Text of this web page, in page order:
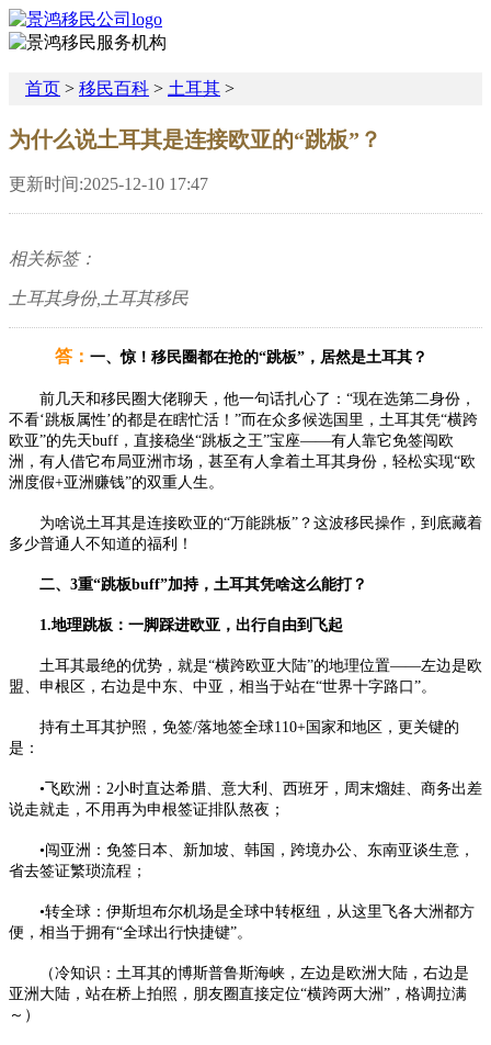
首页 > 移民百科 > 土耳其 >
为什么说土耳其是连接欧亚的“跳板”？
更新时间:2025-12-10 17:47
相关标签：
土耳其身份,土耳其移民
答 ： 一、惊！移民圈都在抢的“跳板”，居然是土耳其？
前几天和移民圈大佬聊天，他一句话扎心了：“现在选第二身份，
不看‘跳板属性’的都是在瞎忙活！”而在众多候选国里，土耳其凭“横跨
欧亚”的先天buff，直接稳坐“跳板之王”宝座——有人靠它免签闯欧
洲，有人借它布局亚洲市场，甚至有人拿着土耳其身份，轻松实现“欧
洲度假+亚洲赚钱”的双重人生。
为啥说土耳其是连接欧亚的“万能跳板”？这波移民操作，到底藏着
多少普通人不知道的福利！
二、3重“跳板buff”加持，土耳其凭啥这么能打？
1.地理跳板：一脚踩进欧亚，出行自由到飞起
土耳其最绝的优势，就是“横跨欧亚大陆”的地理位置——左边是欧
盟、申根区，右边是中东、中亚，相当于站在“世界十字路口”。
持有土耳其护照，免签/落地签全球110+国家和地区，更关键的
是：
•飞欧洲：2小时直达希腊、意大利、西班牙，周末熘娃、商务出差
说走就走，不用再为申根签证排队熬夜；
•闯亚洲：免签日本、新加坡、韩国，跨境办公、东南亚谈生意，
省去签证繁琐流程；
•转全球：伊斯坦布尔机场是全球中转枢纽，从这里飞各大洲都方
便，相当于拥有“全球出行快捷键”。
（冷知识：土耳其的博斯普鲁斯海峡，左边是欧洲大陆，右边是
亚洲大陆，站在桥上拍照，朋友圈直接定位“横跨两大洲”，格调拉满
～）